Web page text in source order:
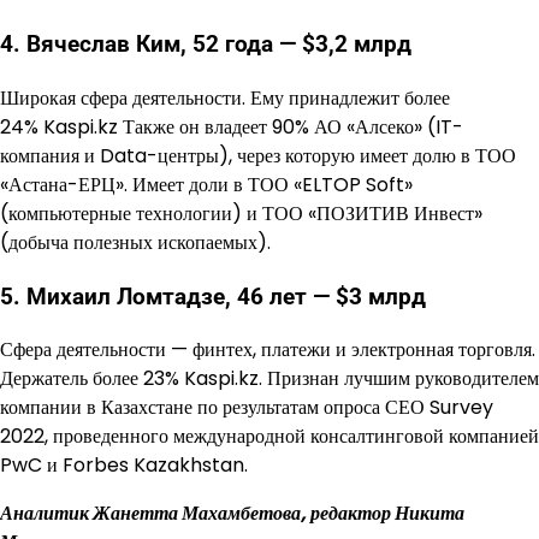
4. Вячеслав Ким, 52 года — $3,2 млрд
Широкая сфера деятельности. Ему принадлежит более
24% Kaspi.kz Также он владеет 90% АО «Алсеко» (IT-
компания и Data-центры), через которую имеет долю в ТОО
«Астана-ЕРЦ». Имеет доли в ТОО «ELTOP Soft»
(компьютерные технологии) и ТОО «ПОЗИТИВ Инвест»
(добыча полезных ископаемых).
5. Михаил Ломтадзе, 46 лет — $3 млрд
Сфера деятельности — финтех, платежи и электронная торговля.
Держатель более 23% Kaspi.kz. Признан лучшим руководителем
компании в Казахстане по результатам опроса СЕО Survey
2022, проведенного международной консалтинговой компанией
PwC и Forbes Kazakhstan.
Аналитик Жанетта Махамбетова, редактор Никита